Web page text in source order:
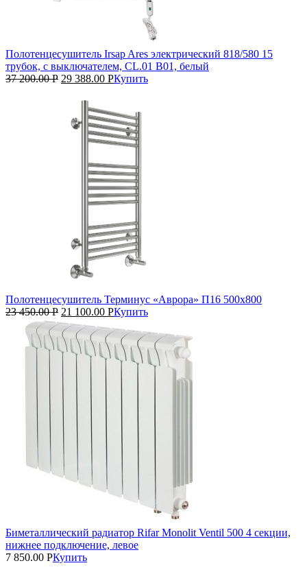
Полотенцесушитель Irsap Ares электрический 818/580 15
трубок, с выключателем, CL.01 B01, белый
37 200.00Р 29 388.00 РКупить
Полотенцесушитель Терминус «Аврора» П16 500х800
23 450.00Р 21 100.00 РКупить
Биметаллический радиатор Rifar Monolit Ventil 500 4 секции,
нижнее подключение, левое
7 850.00 РКупить